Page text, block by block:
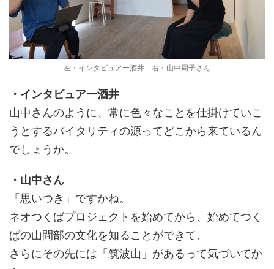
左・インタビュアー酒井 右・山中周子さん
・インタビュアー酒井
山中さんのように、常に色々なことを仕掛けていこ
うとするバイタリティの源ってどこから来ているん
でしょうか。
・山中さん
「思いつき」ですかね。
ネオつくばプロジェクトを始めてから、始めてつく
ばの山間部の文化を知ることができて、
さらにその先には「筑波山」があるって気づいてか